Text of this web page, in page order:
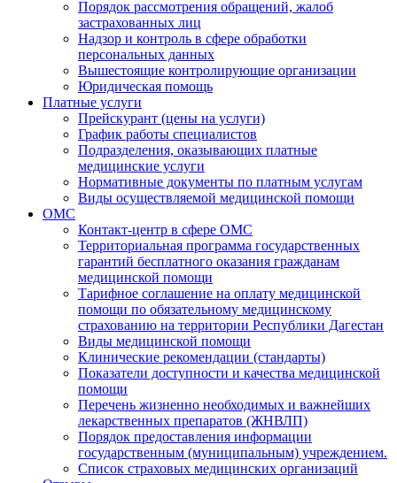
Порядок рассмотрения обращений, жалоб
застрахованных лиц
Надзор и контроль в сфере обработки
персональных данных
Вышестоящие контролирующие организации
Юридическая помощь
Платные услуги
Прейскурант (цены на услуги)
График работы специалистов
Подразделения, оказывающих платные
медицинские услуги
Нормативные документы по платным услугам
Виды осуществляемой медицинской помощи
ОМС
Контакт-центр в сфере ОМС
Территориальная программа государственных
гарантий бесплатного оказания гражданам
медицинской помощи
Тарифное соглашение на оплату медицинской
помощи по обязательному медицинскому
страхованию на территории Республики Дагестан
Виды медицинской помощи
Клинические рекомендации (стандарты)
Показатели доступности и качества медицинской
помощи
Перечень жизненно необходимых и важнейших
лекарственных препаратов (ЖНВЛП)
Порядок предоставления информации
государственным (муниципальным) учреждением.
Список страховых медицинских организаций